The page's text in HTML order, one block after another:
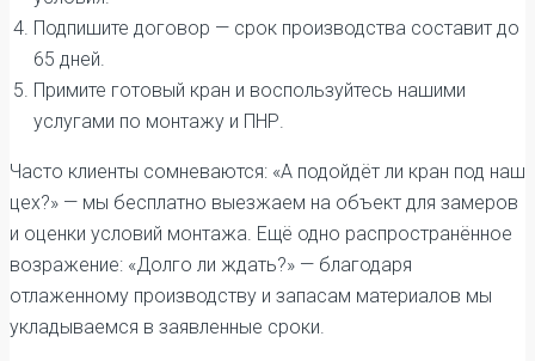
Подпишите договор — срок производства составит до
65 дней.
Примите готовый кран и воспользуйтесь нашими
услугами по монтажу и ПНР.
Часто клиенты сомневаются: «А подойдёт ли кран под наш
цех?» — мы бесплатно выезжаем на объект для замеров
и оценки условий монтажа. Ещё одно распространённое
возражение: «Долго ли ждать?» — благодаря
отлаженному производству и запасам материалов мы
укладываемся в заявленные сроки.